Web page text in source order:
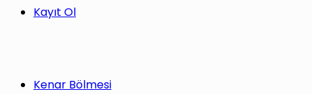
Kayıt Ol
Kenar Bölmesi